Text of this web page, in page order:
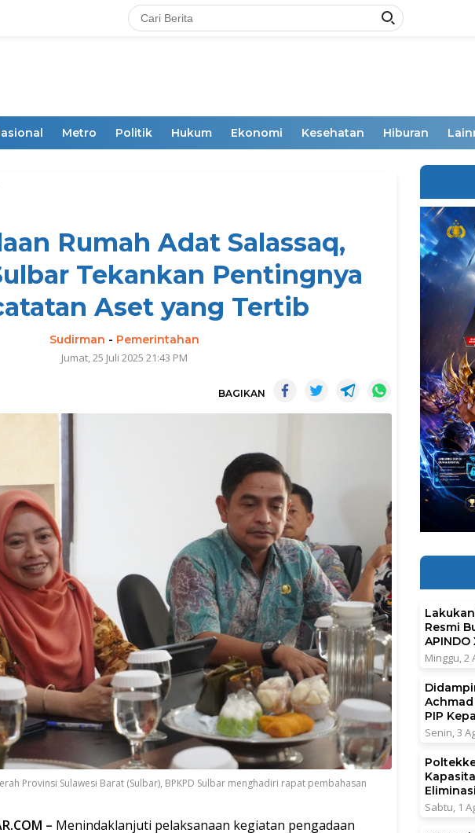
Metro Politik Hukum Ekonomi Kesehatan Hiburan
Rumah Adat Salassaq,
Tekankan Pentingnya
Aset yang Tertib
Sudirman - Pemerintahan
Jumat, 25 Juli 2025 21:43 PM
BAGIKAN
Provinsi Sulawesi Barat (Sulbar), BPKPD Sulbar menghadiri rapat pembahasan
– Menindaklanjuti pelaksanaan kegiatan pengadaan
Resmi
APINDO
Minggu, 2
Achmad
PIP
Senin, 3
Sabtu, 1